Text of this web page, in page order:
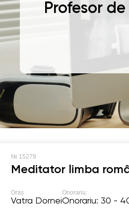
Profesor
№ 15279
Meditator limba
Oraș
Vatra Dornei
Onorariu:
Onorariu: 30 -